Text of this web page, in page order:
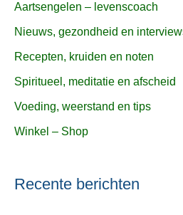
Aartsengelen – levenscoach
Nieuws, gezondheid en
Recepten, kruiden en noten
Spiritueel, meditatie en afscheid
Voeding, weerstand en tips
Winkel – Shop
Recente berichten